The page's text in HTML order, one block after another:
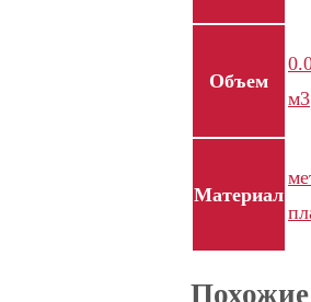
Объем
м3
Материал
Похожие